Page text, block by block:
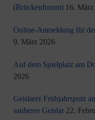
(Brückenforum) 16.
Online-Anmeldung für
9. März 2026
Auf dem Spielplatz am
2026
Geislarer Frühjahrsputz
sauberes Geislar 22.